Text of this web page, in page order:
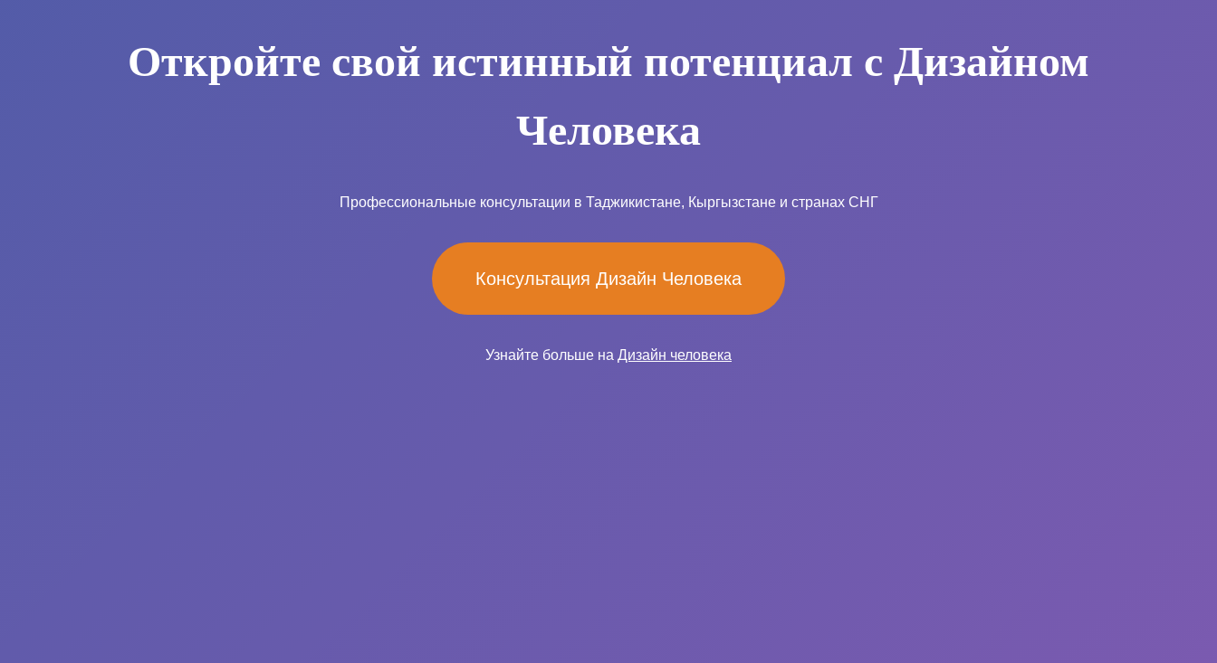
Откройте свой истинный потенциал с Дизайном
Человека
Профессиональные консультации в Таджикистане, Кыргызстане и странах СНГ
Консультация Дизайн Человека
Узнайте больше на Дизайн человека